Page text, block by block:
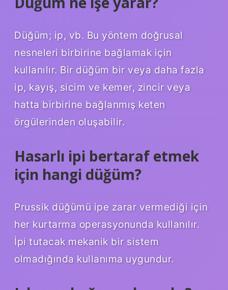
Düğüm; ip, vb. Bu yöntem doğrusal
nesneleri birbirine bağlamak için
kullanılır. Bir düğüm bir veya daha fazla
ip, kayış, sicim ve kemer, zincir veya
hatta birbirine bağlanmış keten
örgülerinden oluşabilir.
Hasarlı ipi bertaraf etmek
için hangi düğüm?
Prussik düğümü ipe zarar vermediği için
her kurtarma operasyonunda kullanılır.
İpi tutacak mekanik bir sistem
olmadığında kullanıma uygundur.